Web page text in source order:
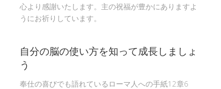
心より感謝いたします。主の祝福が豊かにありますよ
うにお祈りしています。
自分の脳の使い方を知って成長しましょ
う
奉仕の喜びでも語れているローマ人への手紙12章6